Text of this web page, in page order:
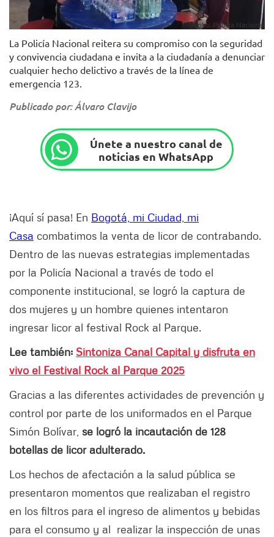
Foto: Policía Nacional
La Policía Nacional reitera su compromiso con la seguridad
y convivencia ciudadana e invita a la ciudadanía a denunciar
cualquier hecho delictivo a través de la línea de
emergencia 123.
Publicado por: Álvaro Clavijo
Únete a nuestro canal de
noticias en WhatsApp
¡Aquí sí pasa! En Bogotá, mi Ciudad, mi
Casa combatimos la venta de licor de contrabando.
Dentro de las nuevas estrategias implementadas
por la Policía Nacional a través de todo el
componente institucional, se logró la captura de
dos mujeres y un hombre quienes intentaron
ingresar licor al festival Rock al Parque.
Lee también: Sintoniza Canal Capital y disfruta en
vivo el Festival Rock al Parque 2025
Gracias a las diferentes actividades de prevención y
control por parte de los uniformados en el Parque
Simón Bolívar, se logró la incautación de 128
botellas de licor adulterado.
Los hechos de afectación a la salud pública se
presentaron momentos que realizaban el registro
en los filtros para el ingreso de alimentos y bebidas
para el consumo y al realizar la inspección de unas